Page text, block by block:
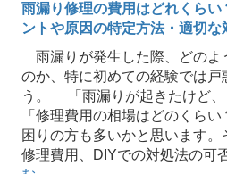
雨漏り修理の費用はどれくらい
ントや原因の特定方法・適切な
雨漏りが発生した際、どのよ
のか、特に初めての経験では戸
う。 「雨漏りが起きたけど
「修理費用の相場はどのくら
困りの方も多いかと思います
修理費用、DIYでの対処法の可